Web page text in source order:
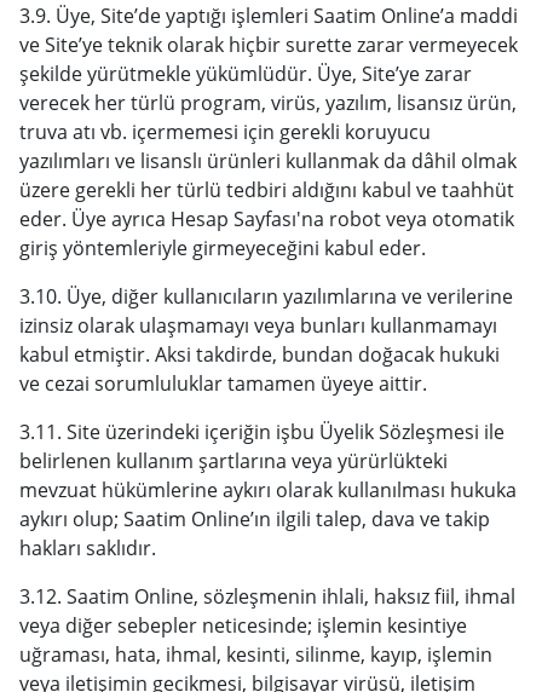
3.9. Üye, Site’de yaptığı işlemleri Saatim Online’a maddi
ve Site’ye teknik olarak hiçbir surette zarar vermeyecek
şekilde yürütmekle yükümlüdür. Üye, Site’ye zarar
verecek her türlü program, virüs, yazılım, lisansız ürün,
truva atı vb. içermemesi için gerekli koruyucu
yazılımları ve lisanslı ürünleri kullanmak da dâhil olmak
üzere gerekli her türlü tedbiri aldığını kabul ve taahhüt
eder. Üye ayrıca Hesap Sayfası'na robot veya otomatik
giriş yöntemleriyle girmeyeceğini kabul eder.
3.10. Üye, diğer kullanıcıların yazılımlarına ve verilerine
izinsiz olarak ulaşmamayı veya bunları kullanmamayı
kabul etmiştir. Aksi takdirde, bundan doğacak hukuki
ve cezai sorumluluklar tamamen üyeye aittir.
3.11. Site üzerindeki içeriğin işbu Üyelik Sözleşmesi ile
belirlenen kullanım şartlarına veya yürürlükteki
mevzuat hükümlerine aykırı olarak kullanılması hukuka
aykırı olup; Saatim Online’ın ilgili talep, dava ve takip
hakları saklıdır.
3.12. Saatim Online, sözleşmenin ihlali, haksız fiil, ihmal
veya diğer sebepler neticesinde; işlemin kesintiye
uğraması, hata, ihmal, kesinti, silinme, kayıp, işlemin
veya iletişimin gecikmesi, bilgisayar virüsü, iletişim